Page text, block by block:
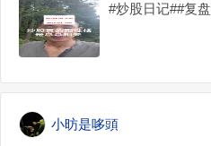
#炒股日记##复
小昉是哆頭